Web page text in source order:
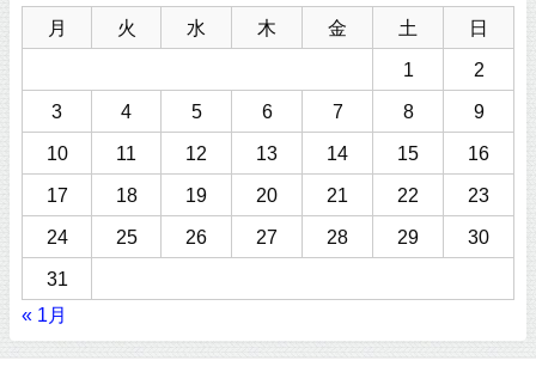
月 火 水 木 金 土 日
1 2
3 4 5 6 7 8 9
10 11 12 13 14 15 16
17 18 19 20 21 22 23
24 25 26 27 28 29 30
31
« 1月